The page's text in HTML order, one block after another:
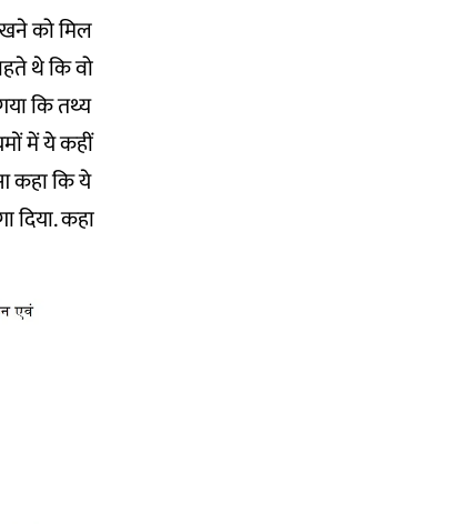
को मिल
थे कि वो
कि तथ्य
में ये कहीं
कहा कि ये
दिया. कहा